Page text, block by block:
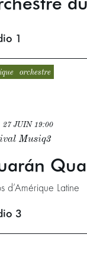
1
orchestre
d’Amérique Latine
Musiq3
27 JUIN 19:00
3